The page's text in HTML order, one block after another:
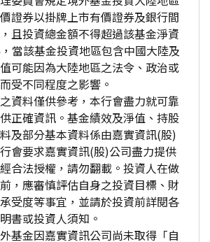
證券以掛牌上市有價證券及銀行間
且投資總金額不得超過該基金淨資
當該基金投資地區包含中國大陸及
可能因為大陸地區之法令、政治或
受不同程度之影響。
資料僅供參考，本行會盡力就可靠
正確資訊。基金績效及淨值、持股
及部分基本資料係由嘉實資訊(股)
會要求嘉實資訊(股)公司盡力提供
合法授權，請勿翻載。投資人在做
，應審慎評估自身之投資目標、財
受度等事宜，並請於投資前詳閱各
書或投資人須知。
基金因嘉實資訊公司尚未取得「自